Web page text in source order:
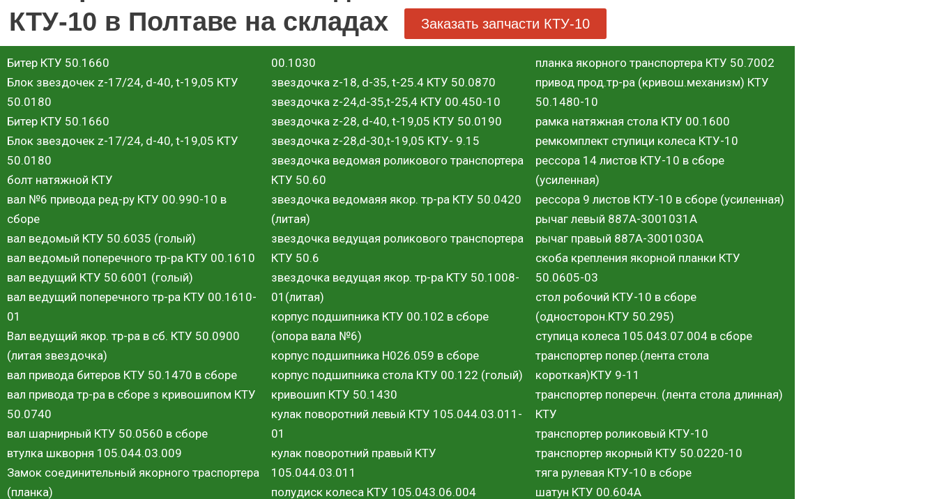
КТУ-10 в Полтаве на складах
Заказать запчасти КТУ-10
Битер КТУ 50.1660
Блок звездочек z-17/24, d-40, t-19,05 КТУ
50.0180
Битер КТУ 50.1660
Блок звездочек z-17/24, d-40, t-19,05 КТУ
50.0180
болт натяжной КТУ
вал №6 привода ред-ру КТУ 00.990-10 в
сборе
вал ведомый КТУ 50.6035 (голый)
вал ведомый поперечного тр-ра КТУ 00.1610
вал ведущий КТУ 50.6001 (голый)
вал ведущий поперечного тр-ра КТУ 00.1610-
01
Вал ведущий якор. тр-ра в сб. КТУ 50.0900
(литая звездочка)
вал привода битеров КТУ 50.1470 в сборе
вал привода тр-ра в сборе з кривошипом КТУ
50.0740
вал шарнирный КТУ 50.0560 в сборе
втулка шкворня 105.044.03.009
Замок соединительный якорного траспортера
(планка)
00.1030
звездочка z-18, d-35, t-25.4 КТУ 50.0870
звездочка z-24,d-35,t-25,4 КТУ 00.450-10
звездочка z-28, d-40, t-19,05 КТУ 50.0190
звездочка z-28,d-30,t-19,05 КТУ- 9.15
звездочка ведомая роликового транспортера
КТУ 50.60
звездочка ведомаяя якор. тр-ра КТУ 50.0420
(литая)
звездочка ведущая роликового транспортера
КТУ 50.6
звездочка ведущая якор. тр-ра КТУ 50.1008-
01(литая)
корпус подшипника КТУ 00.102 в сборе
(опора вала №6)
корпус подшипника Н026.059 в сборе
корпус подшипника стола КТУ 00.122 (голый)
кривошип КТУ 50.1430
кулак поворотний левый КТУ 105.044.03.011-
01
кулак поворотний правый КТУ
105.044.03.011
полудиск колеса КТУ 105.043.06.004
планка якорного транспортера КТУ 50.7002
привод прод.тр-ра (кривош.механизм) КТУ
50.1480-10
рамка натяжная стола КТУ 00.1600
ремкомплект ступици колеса КТУ-10
рессора 14 листов КТУ-10 в сборе
(усиленная)
рессора 9 листов КТУ-10 в сборе (усиленная)
рычаг левый 887А-3001031А
рычаг правый 887А-3001030А
скоба крепления якорной планки КТУ
50.0605-03
стол робочий КТУ-10 в сборе
(односторон.КТУ 50.295)
ступица колеса 105.043.07.004 в сборе
транспортер попер.(лента стола
короткая)КТУ 9-11
транспортер поперечн. (лента стола длинная)
КТУ
транспортер роликовый КТУ-10
транспортер якорный КТУ 50.0220-10
тяга рулевая КТУ-10 в сборе
шатун КТУ 00.604А